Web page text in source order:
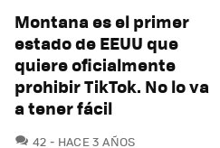
Montana es el primer
estado de EEUU que
quiere oficialmente
prohibir TikTok. No lo va
a tener fácil
42 COMENTARIOS
HACE 3 AÑOS